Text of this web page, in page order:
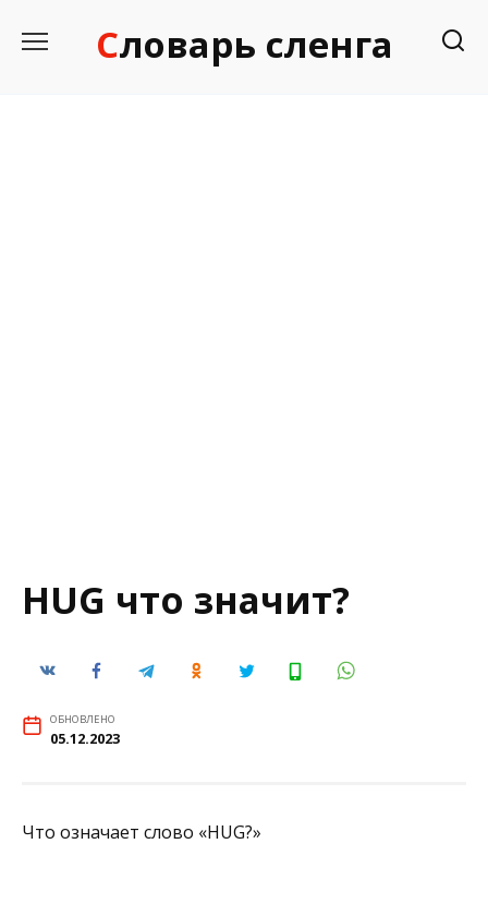
Словарь сленга
HUG что значит?
ОБНОВЛЕНО
05.12.2023
Что означает слово «HUG?»